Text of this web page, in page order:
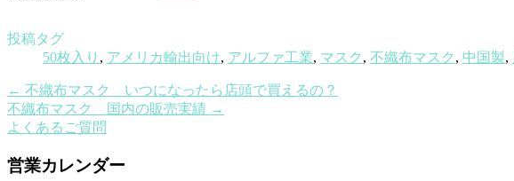
投稿タグ
50枚入り , アメリカ輸出向け, アルファ工業, マスク , 不織布マスク , 中国製,
← 不織布マスク いつになったら店頭で買えるの？
不織布マスク 国内の販売実績 →
よくあるご質問
営業カレンダー